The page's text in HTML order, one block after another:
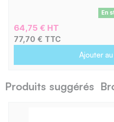
En
64,75 € HT
77,70 € TTC
Ajouter
Produits suggérés